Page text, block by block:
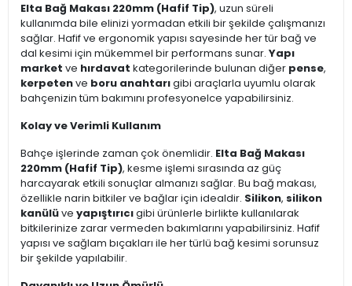
Elta Bağ Makası 220mm (Hafif Tip), uzun süreli
kullanımda bile elinizi yormadan etkili bir şekilde çalışmanızı
sağlar. Hafif ve ergonomik yapısı sayesinde her tür bağ ve
dal kesimi için mükemmel bir performans sunar. Yapı
market ve hırdavat kategorilerinde bulunan diğer pense,
kerpetenve boru anahtarıgibi araçlarla uyumlu olarak
bahçenizin tüm bakımını profesyonelce yapabilirsiniz.
Kolay ve Verimli Kullanım
Bahçe işlerinde zaman çok önemlidir. Elta Bağ Makası
220mm (Hafif Tip), kesme işlemi sırasında az güç
harcayarak etkili sonuçlar almanızı sağlar. Bu bağ makası,
özellikle narin bitkiler ve bağlar için idealdir. Silikon, silikon
kanülüve yapıştırıcıgibi ürünlerle birlikte kullanılarak
bitkilerinize zarar vermeden bakımlarını yapabilirsiniz. Hafif
yapısı ve sağlam bıçakları ile her türlü bağ kesimi sorunsuz
bir şekilde yapılabilir.